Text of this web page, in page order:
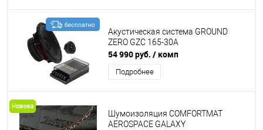
Акустическая система GROUND
ZERO GZC 165-30A
54 990 руб. / комп
Подробнее
Новинка
Шумоизоляция COMFORTMAT
AEROSPACE GALAXY